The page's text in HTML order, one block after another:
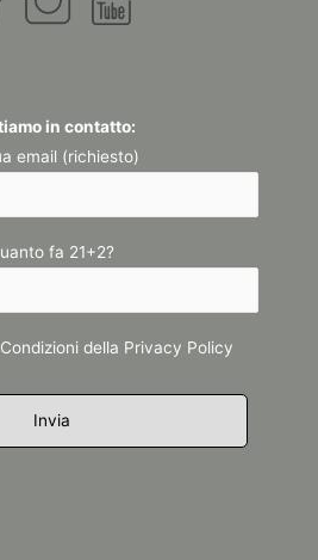
in contatto:
email (richiesto)
fa 21+2?
della Privacy Policy